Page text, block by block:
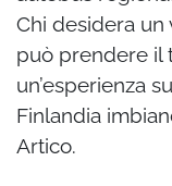
Chi desidera
può prendere il
un’esperienza
Finlandia
Artico.